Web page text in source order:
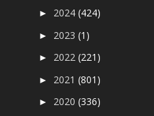
► 2024(424)
► 2023(1)
► 2022(221)
► 2021(801)
► 2020(336)